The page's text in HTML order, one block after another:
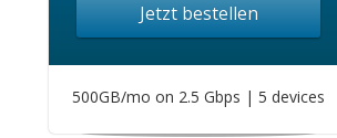
Jetzt bestellen
500GB/mo on 2.5 Gbps | 5 devices